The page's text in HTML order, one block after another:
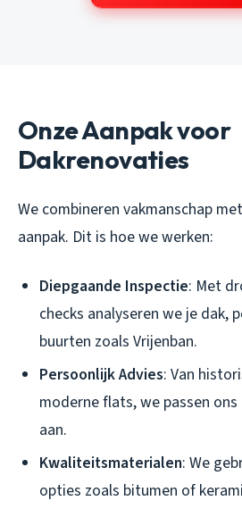
Onze Aanpak voor
Dakrenovaties
We combineren vakmanschap
aanpak. Dit is hoe we werken:
Diepgaande Inspectie: Met
checks analyseren we je dak,
buurten zoals Vrijenban.
Persoonlijk Advies: Van
moderne flats, we passen
aan.
Kwaliteitsmaterialen: We
opties zoals bitumen of